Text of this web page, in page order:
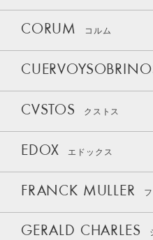
CORUM コルム
CVSTOS クストス
EDOX エドックス
FRANCK MULLER
GERALD CHARLES